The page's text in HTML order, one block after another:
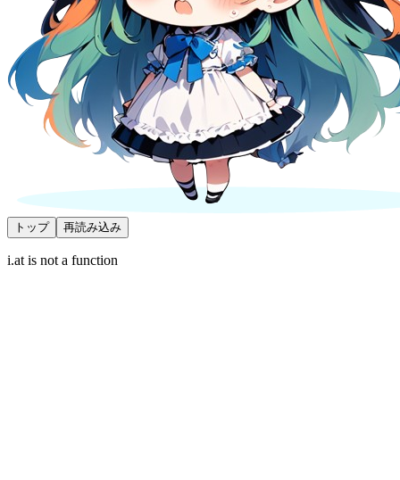
トップ 再読み込み
i.at is not a function